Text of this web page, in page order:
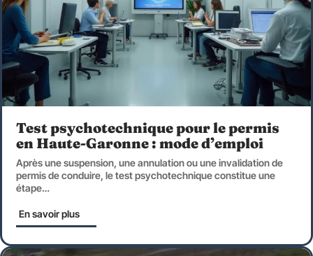
Test psychotechnique pour le permis
en Haute-Garonne : mode d’emploi
Après une suspension, une annulation ou une invalidation de
permis de conduire, le test psychotechnique constitue une
étape…
En savoir plus